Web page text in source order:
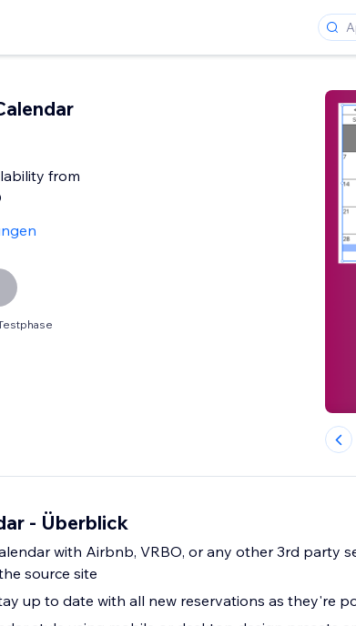
from
- Überblick
with Airbnb, VRBO, or any other 3rd party
source site
up to date with all new reservations as they're